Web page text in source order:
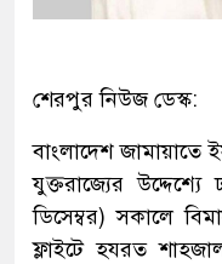
শেরপুর নিউজ ডেস্ক:
বাংলাদেশ
যুক্তরাজ্যের
ডিসেম্বর) সকালে
ফ্লাইটে হযরত